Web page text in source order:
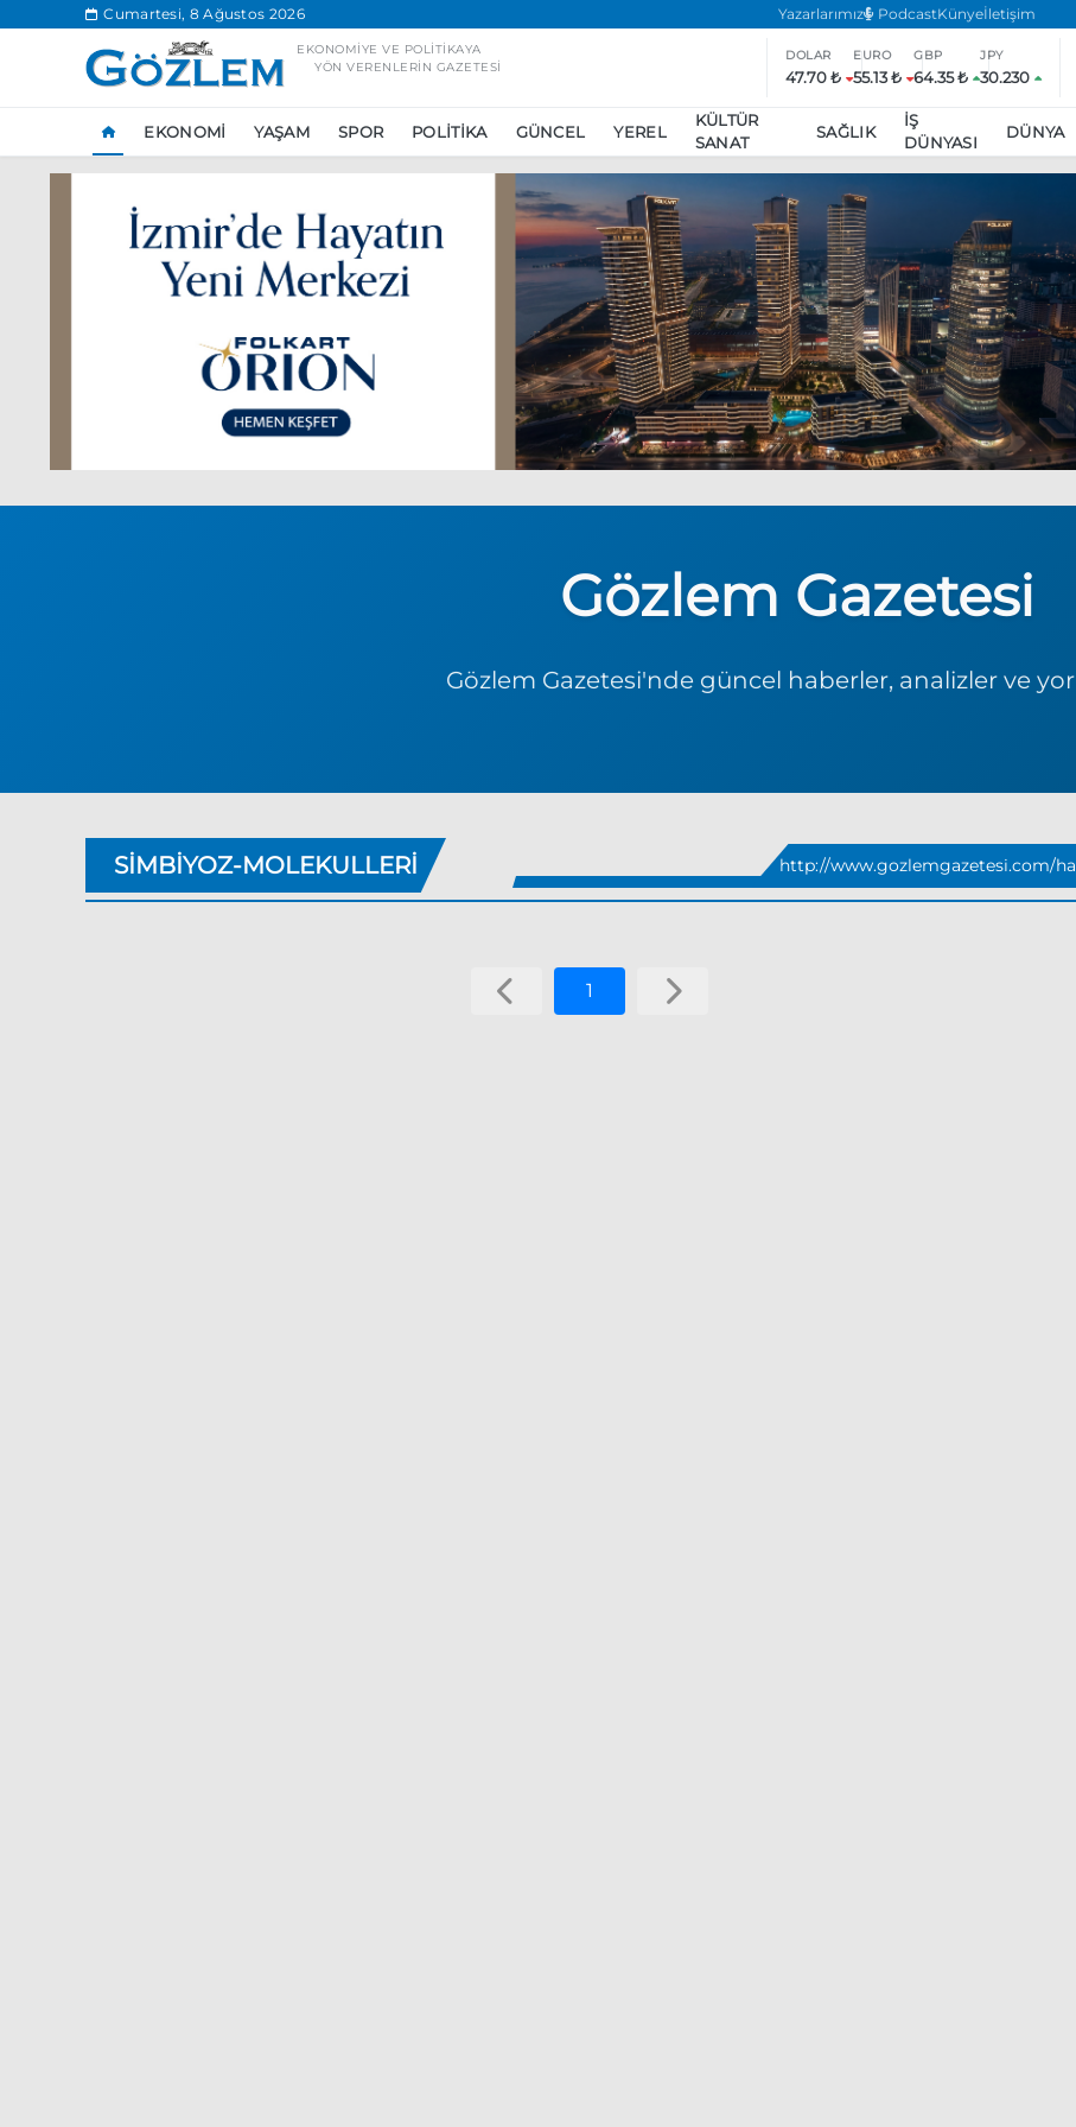
Cumartesi, 8 Ağustos 2026 Yazarlarımız PodcastKünyeİletişim
EKONOMIYE VE POLITIKAYA
YÖN VERENLERIN GAZETESI
DOLAR
47.70 ₺
EURO
55.13 ₺
GBP
64.35 ₺
JPY
30.230
EKONOMI YAŞAM SPOR POLITIKA GÜNCEL YEREL
KÜLTÜR
SANAT
SAĞLIK
İŞ
DÜNYASI
DÜNYA
Ankara’da eylem yasağı uzatıldı
Özgür Özel, Ekrem İmamoğlu’nu
Ünlü çift bir etkinliğe daha katılmama kararı aldı
Boykot
Gözlem Gazetesi
Gözlem Gazetesi'nde güncel haberler, analizler ve
SIMBIYOZ-MOLEKULLERI http://www.gozlemgazetesi.com/
1